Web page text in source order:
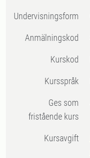
Undervisningsform
Anmälningskod
Kurskod
Kursspråk
Ges som
fristående kurs
Kursavgift